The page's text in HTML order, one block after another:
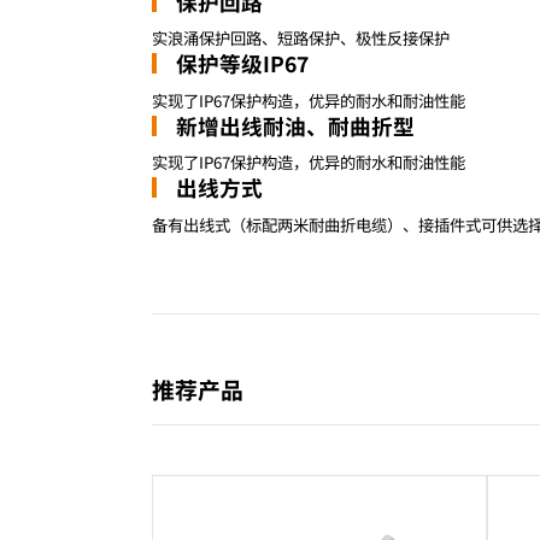
实浪涌保护回路、短路保护、极性反接保护
保护等级IP67
实现了IP67保护构造，优异的耐水和耐油性能
新增出线耐油、耐曲折型
实现了IP67保护构造，优异的耐水和耐油性能
出线方式
备有出线式（标配两米耐曲折电缆）、接插件式可供选
推荐产品